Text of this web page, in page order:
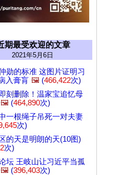
期最受欢迎的文章
2021年5月6日
勋的标准 这图片证明习
入膏肓 🖼️ (466,422次)
刻删除！温家宝追忆母
🖼️ (464,890次)
一根绳子吊死一对夫妻
次)
的天是明朗的天(10图)
次)
坛 王岐山让习近平当孤
🖼️ (396,403次)